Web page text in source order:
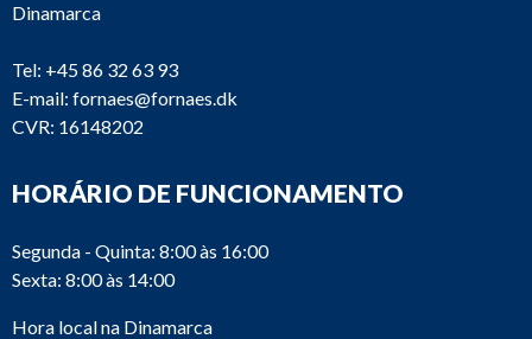
Dinamarca
Tel: +45 86 32 63 93
E-mail: fornaes@fornaes.dk
CVR: 16148202
HORÁRIO DE FUNCIONAMENTO
Segunda - Quinta: 8:00 às 16:00
Sexta: 8:00 às 14:00
Hora local na Dinamarca